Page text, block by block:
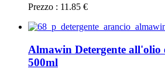
Prezzo : 11.85 €
Almawin Detergente all'olio
500ml